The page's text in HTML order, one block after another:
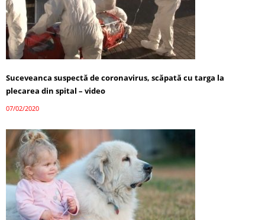
Suceveanca suspectă de coronavirus, scăpată cu targa la
plecarea din spital – video
07/02/2020